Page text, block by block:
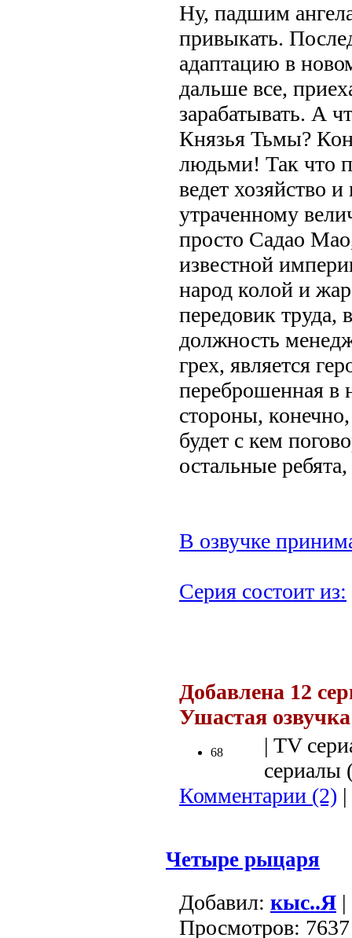
Ну, падшим
привыкать.
адаптацию в
дальше все,
зарабатывать. А
Князья Тьмы?
людьми! Так что
ведет хозяйство
утраченному
просто Садао
известной
народ колой и
передовик труда,
должность
грех, является
переброшенная
стороны,
будет с кем
остальные
В озвучке
Серия состоит из:
Добавлена 12
Ушастая
68
| TV
сериалы
Комментарии (2) |
Четыре рыцаря
Добавил: кыс..Я
Просмотров: 7637